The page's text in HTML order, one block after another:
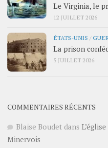
Le Virginia, le
12 JUILLET 2026
ÉTATS-UNIS /
La prison
5 JUILLET 2026
COMMENTAIRES RÉCENTS
Blaise Boudet dans
Minervois